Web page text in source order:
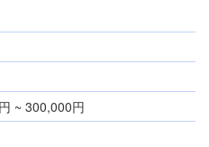
~ 300,000円